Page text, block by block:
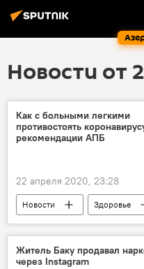
Новости от
Как с больными легкими
противостоять
рекомендации АПБ
22 апреля 2020, 23:28
Новости Здоровье
Азербайджан
Житель Баку продавал
через Instagram